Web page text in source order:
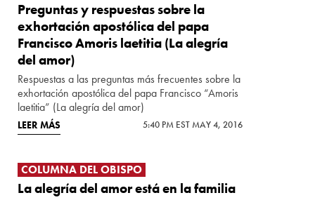
Preguntas y respuestas sobre la
exhortación apostólica del papa
Francisco Amoris laetitia (La alegría
del amor)
Respuestas a las preguntas más frecuentes sobre la
exhortación apostólica del papa Francisco “Amoris
laetitia” (La alegría del amor)
LEER MÁS 5:40 PM EST MAY 4, 2016
COLUMNA DEL OBISPO
La alegría del amor está en la familia